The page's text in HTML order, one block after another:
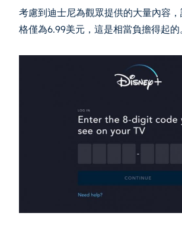
考慮到迪士尼為觀眾提供的大量內容
格僅為6.99美元，這是相當負擔得起的